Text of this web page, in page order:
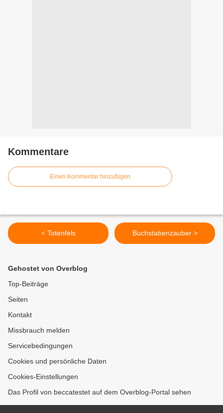
Kommentare
Einen Kommentar hinzufügen
< Totenfels Buchstabenzauber >
Gehostet von Overblog
Top-Beiträge
Seiten
Kontakt
Missbrauch melden
Servicebedingungen
Cookies und persönliche Daten
Cookies-Einstellungen
Das Profil von beccatestet auf dem Overblog-Portal sehen